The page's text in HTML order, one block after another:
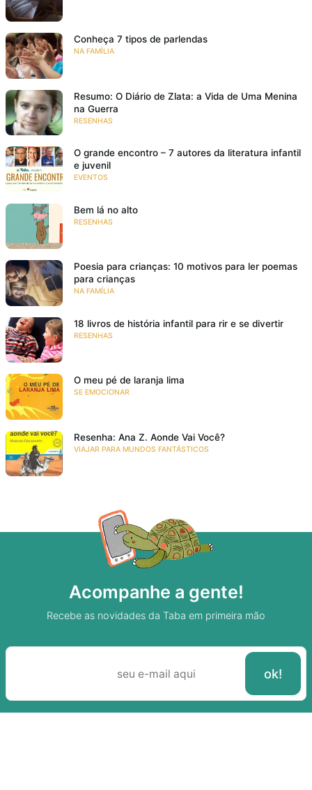
Conheça 7 tipos de parlendas
NA FAMÍLIA
Resumo: O Diário de Zlata: a Vida de Uma Menina
na Guerra
RESENHAS
O grande encontro – 7 autores da literatura infantil
e juvenil
EVENTOS
Bem lá no alto
RESENHAS
Poesia para crianças: 10 motivos para ler poemas
para crianças
NA FAMÍLIA
18 livros de história infantil para rir e se divertir
RESENHAS
O meu pé de laranja lima
SE EMOCIONAR
Resenha: Ana Z. Aonde Vai Você?
VIAJAR PARA MUNDOS FANTÁSTICOS
Acompanhe a gente!
Recebe as novidades da Taba em primeira mão